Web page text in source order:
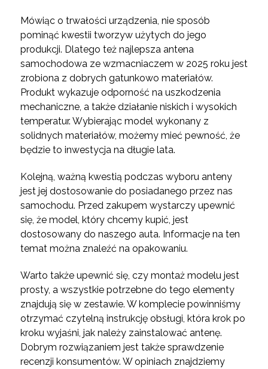
Mówiąc o trwałości urządzenia, nie sposób
pominąć kwestii tworzyw użytych do jego
produkcji. Dlatego też najlepsza antena
samochodowa ze wzmacniaczem w 2025 roku jest
zrobiona z dobrych gatunkowo materiałów.
Produkt wykazuje odporność na uszkodzenia
mechaniczne, a także działanie niskich i wysokich
temperatur. Wybierając model wykonany z
solidnych materiałów, możemy mieć pewność, że
będzie to inwestycja na długie lata.
Kolejną, ważną kwestią podczas wyboru anteny
jest jej dostosowanie do posiadanego przez nas
samochodu. Przed zakupem wystarczy upewnić
się, że model, który chcemy kupić, jest
dostosowany do naszego auta. Informacje na ten
temat można znaleźć na opakowaniu.
Warto także upewnić się, czy montaż modelu jest
prosty, a wszystkie potrzebne do tego elementy
znajdują się w zestawie. W komplecie powinniśmy
otrzymać czytelną instrukcję obsługi, która krok po
kroku wyjaśni, jak należy zainstalować antenę.
Dobrym rozwiązaniem jest także sprawdzenie
recenzji konsumentów. W opiniach znajdziemy